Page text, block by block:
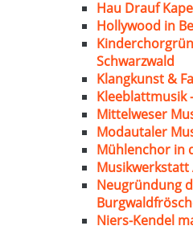
Hau Drauf
Hollywood in
Schwarzwald
Klangkunst &
Kleeblattmusik
Mittelweser
Modautaler
Mühlenchor in
Musikwerkstatt
Neugründung
Niers-Kendel